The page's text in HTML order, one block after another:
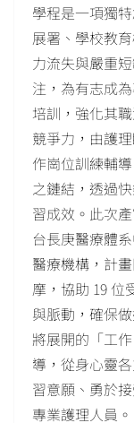
學程是一項獨
展署、學校教
力流失與嚴重
注，為有志成
培訓，強化其
競爭力，由護
作崗位訓練輔
之鏈結，透過
習成效。此次
台長庚醫療體
醫療機構，計
摩，協助 19 位
與脈動，確保
將展開的「工
導，從身心靈
習意願、勇於
專業護理人員。